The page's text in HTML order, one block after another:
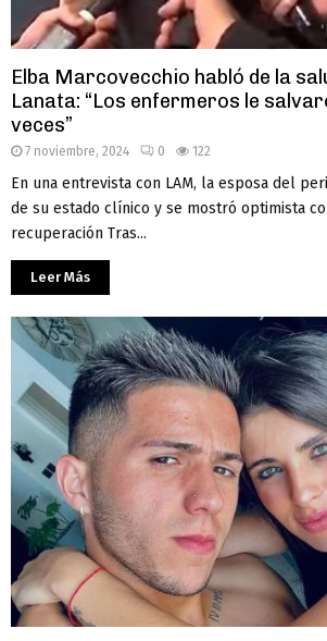
Elba Marcovecchio habló de la
Lanata: “Los enfermeros le
veces”
7 noviembre, 2024 0 122
En una entrevista con LAM, la esposa del
de su estado clínico y se mostró optimista
recuperación Tras...
Leer Más